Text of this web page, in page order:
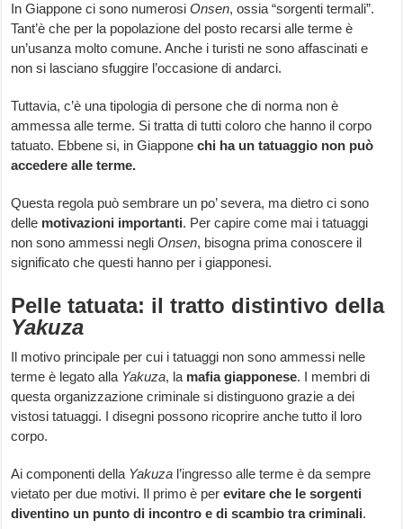
In Giappone ci sono numerosiOnsen, ossia “sorgenti termali”.
Tant’è che per la popolazione del posto recarsi alle terme è
un’usanza molto comune. Anche i turisti ne sono affascinati e
non si lasciano sfuggire l’occasione di andarci.
Tuttavia, c’è una tipologia di persone che di norma non è
ammessa alle terme. Si tratta di tutti coloro che hanno il corpo
tatuato. Ebbene si, in Giapponechi ha un tatuaggio non può
accedere alle terme.
Questa regola può sembrare un po’ severa, ma dietro ci sono
delle motivazioni importanti. Per capire come mai i tatuaggi
non sono ammessi negliOnsen, bisogna prima conoscere il
significato che questi hanno per i giapponesi.
Pelle tatuata: il tratto distintivo della
Yakuza
Il motivo principale per cui i tatuaggi non sono ammessi nelle
terme è legato alla Yakuza, la mafia giapponese. I membri di
questa organizzazione criminale si distinguono grazie a dei
vistosi tatuaggi. I disegni possono ricoprire anche tutto il loro
corpo.
Ai componenti della Yakuza l’ingresso alle terme è da sempre
vietato per due motivi. Il primo è perevitare che le sorgenti
diventino un punto di incontro e di scambio tra criminali.